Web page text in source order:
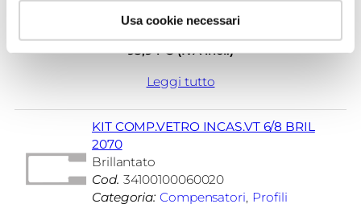
Usa cookie necessari
93,94€(IVA incl.)
Leggi tutto
KIT COMP.VETRO INCAS.VT 6/8 BRIL
2070
Cod. 34100100060020
Brillantato
Categoria: Compensatori, Profili